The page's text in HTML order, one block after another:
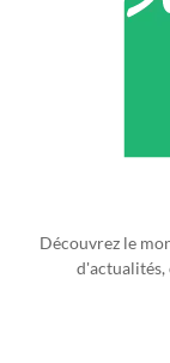
Découvrez le
d'actualités,